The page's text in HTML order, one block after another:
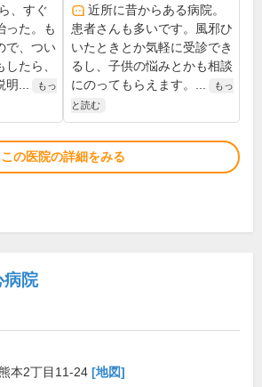
、すぐ
った。も
で、つい
たら、
...
もっ
近所に昔からある病院。
患者さんも多いです。風邪ひ
いたときとか気軽に受診でき
るし、子供の悩みとかも相談
にのってもらえます。...
もっ
と読む
この医院の詳細をみる
病院
本2丁目11-24 [地図]